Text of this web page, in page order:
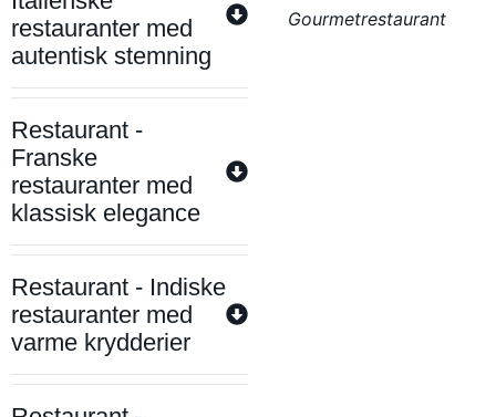
restauranter med
autentisk stemning
Restaurant -
Franske
restauranter med
klassisk elegance
Restaurant - Indiske
restauranter med
varme krydderier
Gourmetrestaurant